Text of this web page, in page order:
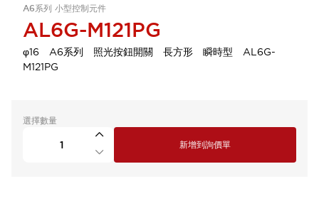
A6系列 小型控制元件
AL6G-M121PG
φ16 A6系列 照光按鈕開關 長方形 瞬時型 AL6G-
M121PG
選擇數量
新增到詢價單